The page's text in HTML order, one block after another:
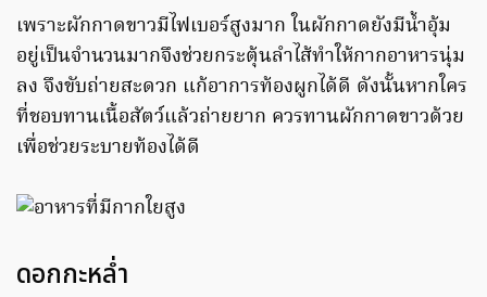
เพราะผักกาดขาวมีไฟเบอร์สูงมาก ในผักกาดยังมีน้ำอุ้ม
อยู่เป็นจำนวนมากจึงช่วยกระตุ้นลำไส้ทำให้กากอาหารนุ่ม
ลง จึงขับถ่ายสะดวก แก้อาการท้องผูกได้ดี ดังนั้นหากใคร
ที่ชอบทานเนื้อสัตว์แล้วถ่ายยาก ควรทานผักกาดขาวด้วย
เพื่อช่วยระบายท้องได้ดี
ดอกกะหล่ำ